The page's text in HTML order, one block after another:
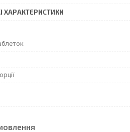
ХАРАКТЕРИСТИКИ